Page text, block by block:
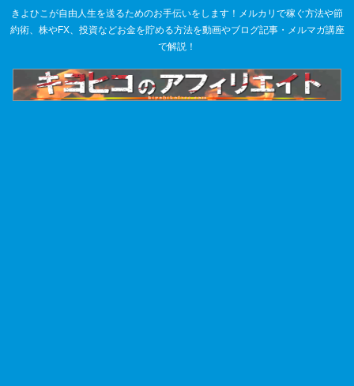
きよひこが自由人生を送るためのお手伝いをします！メルカリで稼ぐ方法や節
約術、株やFX、投資などお金を貯める方法を動画やブログ記事・メルマガ講座
で解説！